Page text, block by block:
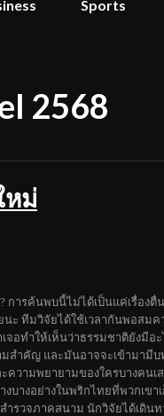
Sports
2568
หม่
ารค้นพบนี้ไม่ได้เป็นแค่เรื่องตื่
ะ ทีมวิจัยได้ใช้เวลากันพอส
อทำให้เห็นว่าธรรมชาติยังมีอ
ำคัญ และมันอาจจะเข้ามามีบ
ความพยายามของใครบางค
บางอย่างในพริกไทยที่พวกเข
รวจภาคสนาม นักวิจัยได้เดิ